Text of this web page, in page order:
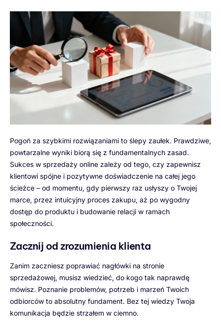
Pogoń za szybkimi rozwiązaniami to ślepy zaułek. Prawdziwe,
powtarzalne wyniki biorą się z fundamentalnych zasad.
Sukces w sprzedaży online zależy od tego, czy zapewnisz
klientowi spójne i pozytywne doświadczenie na całej jego
ścieżce – od momentu, gdy pierwszy raz usłyszy o Twojej
marce, przez intuicyjny proces zakupu, aż po wygodny
dostęp do produktu i budowanie relacji w ramach
społeczności.
Zacznij od zrozumienia klienta
Zanim zaczniesz poprawiać nagłówki na stronie
sprzedażowej, musisz wiedzieć, do kogo tak naprawdę
mówisz. Poznanie problemów, potrzeb i marzeń Twoich
odbiorców to absolutny fundament. Bez tej wiedzy Twoja
komunikacja będzie strzałem w ciemno.